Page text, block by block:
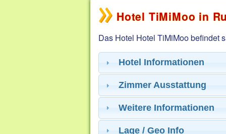
Hotel TiMiMoo in
Das Hotel Hotel TiMiMoo befindet
Hotel Informationen
Zimmer Ausstattung
Weitere Informationen
Lage / Geo Info